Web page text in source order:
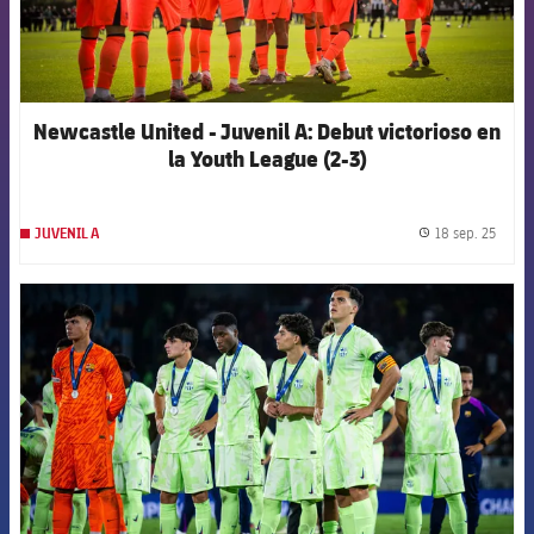
Newcastle United - Juvenil A: Debut victorioso en
la Youth League (2-3)
JUVENIL A 18 sep. 25
FCB Barcelona badge